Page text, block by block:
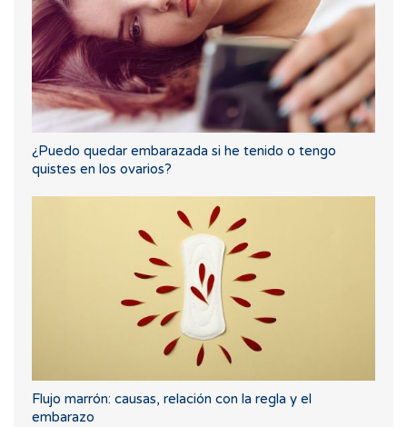
¿Puedo quedar embarazada si he tenido o tengo
quistes en los ovarios?
Flujo marrón: causas, relación con la regla y el
embarazo